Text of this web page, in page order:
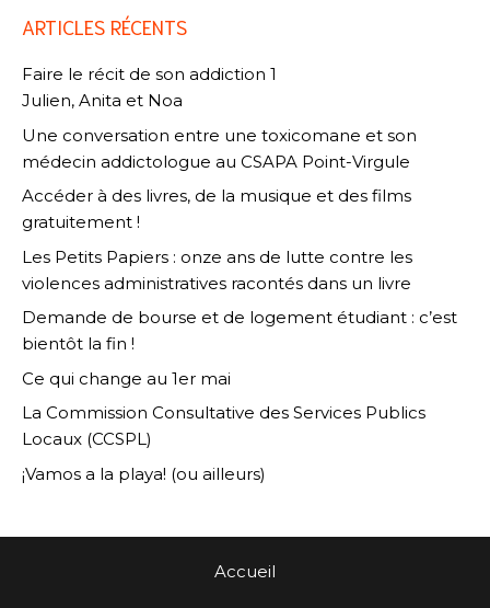
ARTICLES RÉCENTS
Faire le récit de son addiction 1
Julien, Anita et Noa
Une conversation entre une toxicomane et son
médecin addictologue au CSAPA Point-Virgule
Accéder à des livres, de la musique et des films
gratuitement !
Les Petits Papiers : onze ans de lutte contre les
violences administratives racontés dans un livre
Demande de bourse et de logement étudiant : c’est
bientôt la fin !
Ce qui change au 1er mai
La Commission Consultative des Services Publics
Locaux (CCSPL)
¡Vamos a la playa! (ou ailleurs)
Accueil